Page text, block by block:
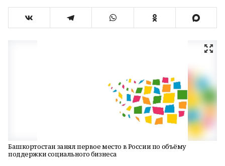
Башкортостан занял первое место в России по объёму
поддержки социального бизнеса